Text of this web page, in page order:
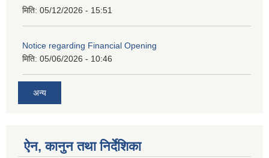
मिति: 05/12/2026 - 15:51
Notice regarding Financial Opening
मिति: 05/06/2026 - 10:46
अन्य
ऐन, कानुन तथा निर्देशिका